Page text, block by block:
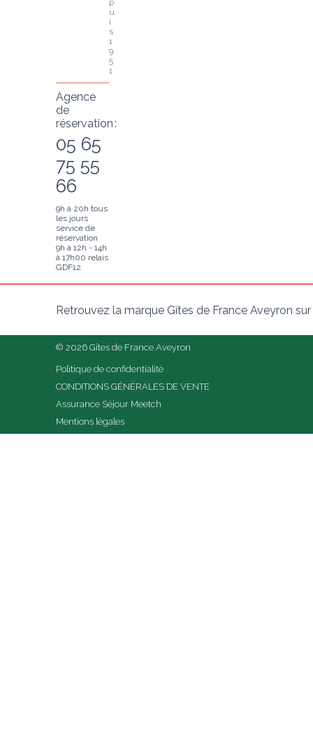
p
u
i
s
1
9
5
1
Agence
de
réservation :
05 65
75 55
66
9h à 20h tous
les jours
service de
réservation
9h à 12h - 14h
à 17h00 relais
GDF12
Retrouvez la marque Gîtes de France Aveyron
© 2026 Gîtes de France Aveyron
Politique de confidentialité
CONDITIONS GÉNÉRALES DE VENTE
Assurance Séjour Meetch
Mentions légales